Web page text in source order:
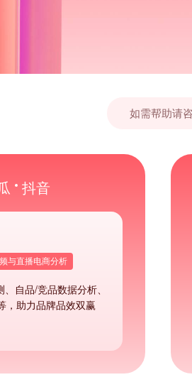
如需帮助请
抖音
与直播电商分析
自品/竞品数据分析、
，助力品牌品效双赢